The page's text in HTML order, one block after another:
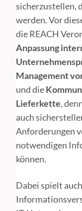
sicherzustellen,
werden. Vor
die REACH
Anpassung
Management
und die
Lieferkette,
auch
Anforderungen
notwendigen
können.
Dabei spielt